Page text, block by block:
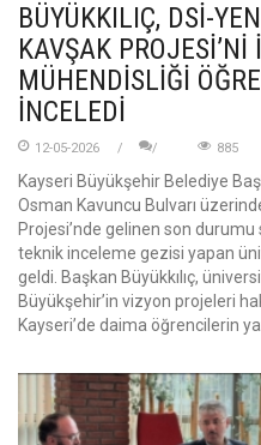
BÜYÜKKILIÇ, DSİ-
KAVŞAK PROJESİ’Nİ
MÜHENDİSLİĞİ
İNCELEDİ
12-05-2026 885
Kayseri Büyükşehir Belediye
Osman Kavuncu Bulvarı
Projesi’nde gelinen son
teknik inceleme gezisi yapan
geldi. Başkan Büyükkılıç,
Büyükşehir’in vizyon projeleri
Kayseri’de daima öğrencilerin